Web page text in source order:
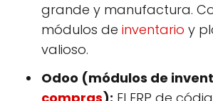
grande y manufactura.
módulos de inventario y
valioso.
Odoo (módulos de